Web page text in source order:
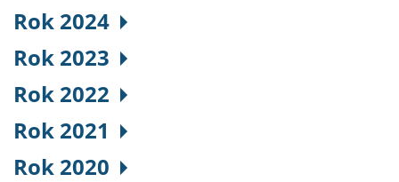
Rok 2024
Rok 2023
Rok 2022
Rok 2021
Rok 2020